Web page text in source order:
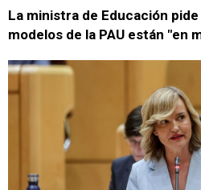
La ministra de Educación
modelos de la PAU están "en